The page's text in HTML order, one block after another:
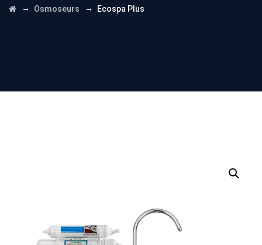
→ Osmoseurs → Ecospa Plus